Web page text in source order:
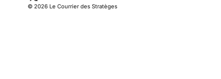
© 2026 Le Courrier des Stratèges